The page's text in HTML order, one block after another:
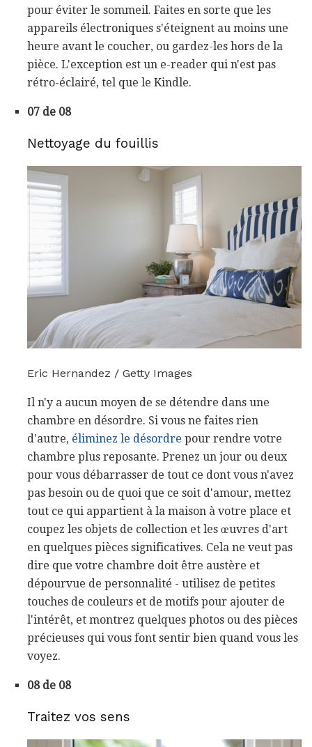
pour éviter le sommeil. Faites en sorte que les
appareils électroniques s'éteignent au moins une
heure avant le coucher, ou gardez-les hors de la
pièce. L'exception est un e-reader qui n'est pas
rétro-éclairé, tel que le Kindle.
07 de 08
Nettoyage du fouillis
Eric Hernandez / Getty Images
Il n'y a aucun moyen de se détendre dans une
chambre en désordre. Si vous ne faites rien
d'autre, éliminez le désordre pour rendre votre
chambre plus reposante. Prenez un jour ou deux
pour vous débarrasser de tout ce dont vous n'avez
pas besoin ou de quoi que ce soit d'amour, mettez
tout ce qui appartient à la maison à votre place et
coupez les objets de collection et les œuvres d'art
en quelques pièces significatives. Cela ne veut pas
dire que votre chambre doit être austère et
dépourvue de personnalité - utilisez de petites
touches de couleurs et de motifs pour ajouter de
l'intérêt, et montrez quelques photos ou des pièces
précieuses qui vous font sentir bien quand vous les
voyez.
08 de 08
Traitez vos sens